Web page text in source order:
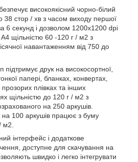
високоякісний чорно-білий
38 стор / хв з часом виходу першої
6 секунд і дозволом 1200х1200 dpi
щільністю 60 -120 г / м2 з
навантаженням від 750 до
підтримує друк на високосортної,
папері, бланках, конвертах,
плівках та інших
щільністю до 120 г / м2 з
на 250 аркушів.
100 аркушів працює з буму
м2.
інтерфейс і додаткове
доступне для скачування на
швидко і легко інтегрувати